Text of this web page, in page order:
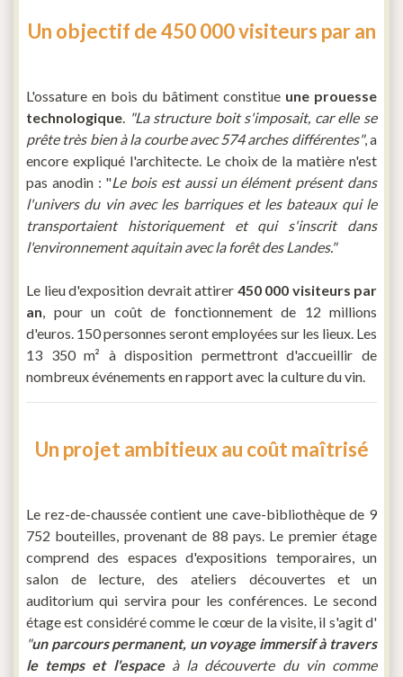
Un objectif de 450 000 visiteurs par an
L'ossature en bois du bâtiment constitue une prouesse
technologique. "La structure boit s'imposait, car elle se
prête très bien à la courbe avec 574 arches différentes", a
encore expliqué l'architecte. Le choix de la matière n'est
pas anodin : "Le bois est aussi un élément présent dans
l'univers du vin avec les barriques et les bateaux qui le
transportaient historiquement et qui s'inscrit dans
l'environnement aquitain avec la forêt des Landes."
Le lieu d'exposition devrait attirer 450 000 visiteurs par
an, pour un coût de fonctionnement de 12 millions
d'euros. 150 personnes seront employées sur les lieux. Les
13 350 m² à disposition permettront d'accueillir de
nombreux événements en rapport avec la culture du vin.
Un projet ambitieux au coût maîtrisé
Le rez-de-chaussée contient une cave-bibliothèque de 9
752 bouteilles, provenant de 88 pays. Le premier étage
comprend des espaces d'expositions temporaires, un
salon de lecture, des ateliers découvertes et un
auditorium qui servira pour les conférences. Le second
étage est considéré comme le cœur de la visite, il s'agit d'
"un parcours permanent, un voyage immersif à travers
le temps et l'espaceà la découverte du vin comme